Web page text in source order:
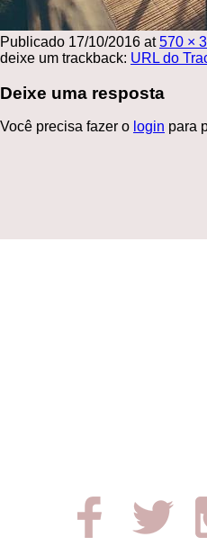
Publicado 17/10/2016 at570 ×
deixe um trackback: URL do
Deixe uma resposta
Você precisa fazer o login para